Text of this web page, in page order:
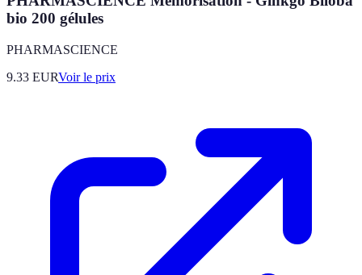
bio 200 gélules
PHARMASCIENCE
9.33 EURVoir le prix